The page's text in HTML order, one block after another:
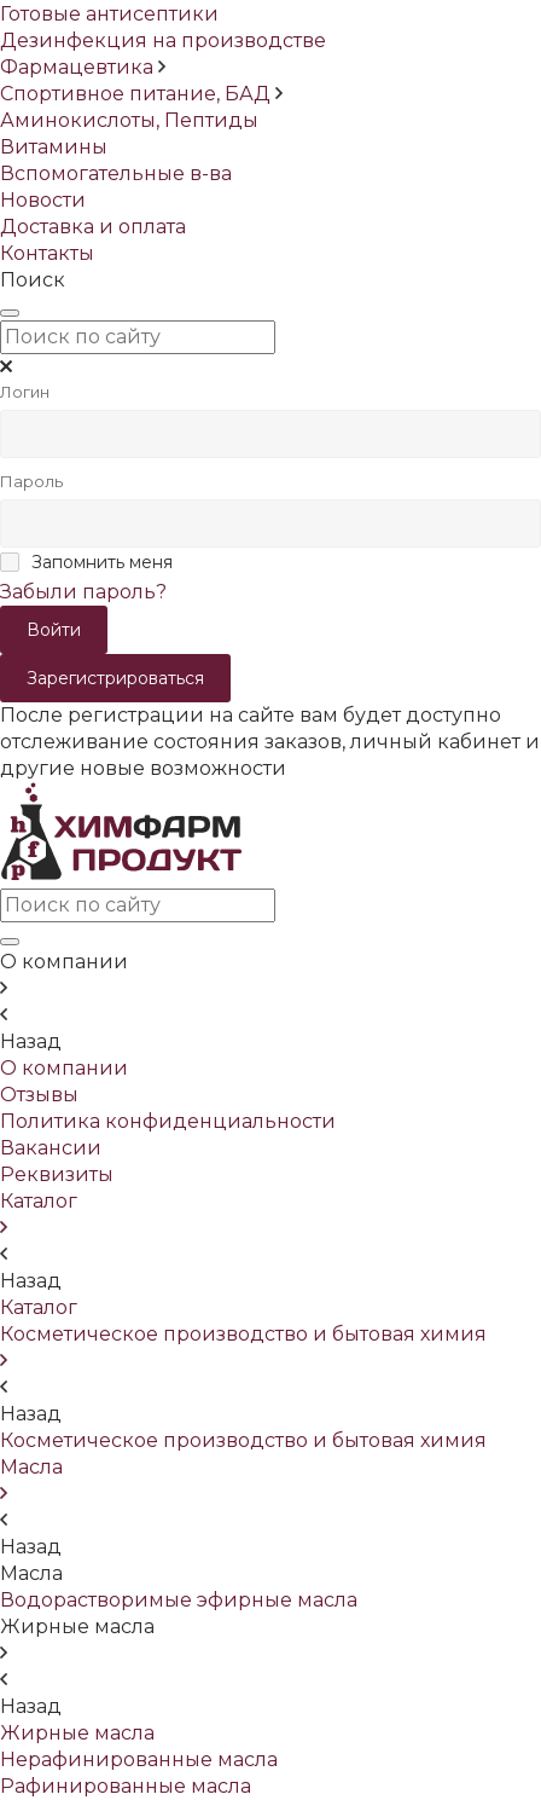
Готовые антисептики
Дезинфекция на производстве
Фармацевтика
Спортивное питание, БАД
Аминокислоты, Пептиды
Витамины
Вспомогательные в-ва
Новости
Доставка и оплата
Контакты
Поиск
Логин
Пароль
Запомнить меня
Забыли пароль?
Зарегистрироваться
После регистрации на сайте вам будет доступно
отслеживание состояния заказов, личный кабинет и
другие новые возможности
О компании
Назад
О компании
Отзывы
Политика конфиденциальности
Вакансии
Реквизиты
Каталог
Назад
Каталог
Косметическое производство и бытовая химия
Назад
Косметическое производство и бытовая химия
Масла
Назад
Масла
Водорастворимые эфирные масла
Жирные масла
Назад
Жирные масла
Нерафинированные масла
Рафинированные масла